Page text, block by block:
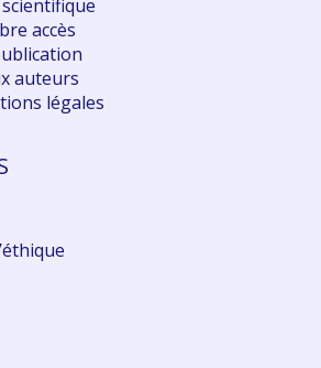
accès
auteurs
légales
’éthique